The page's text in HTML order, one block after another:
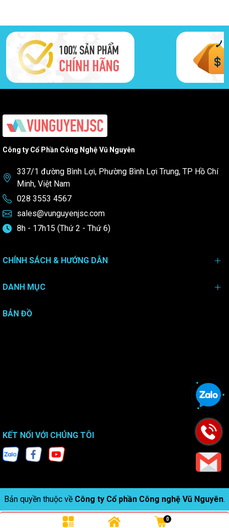
Công ty Cổ Phần Công Nghệ Vũ Nguyên
337/1 đường Bình Lợi, Phường Bình Lợi Trung, TP Hồ Chí
Minh, Việt Nam
028 3553 4567
sales@vunguyenjsc.com
8h - 17h15 (Thứ 2 - Thứ 6)
CHÍNH SÁCH & HƯỚNG DẪN
DANH MỤC
BẢN ĐỒ
KẾT NỐI VỚI CHÚNG TÔI
Bản quyền thuộc về Công ty Cổ phần Công nghệ Vũ Nguyên.
0